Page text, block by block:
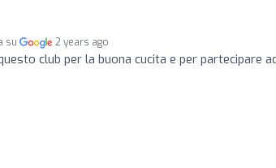
su 2 years ago
club per la buona cucita e per partecipare